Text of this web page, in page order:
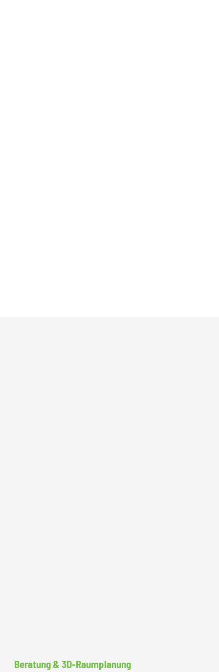
Beratung & 3D-Raumplanung